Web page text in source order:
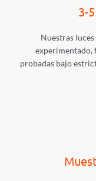
3-
Nuestras
experimentado,
probadas bajo